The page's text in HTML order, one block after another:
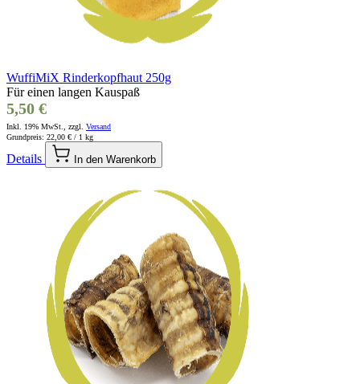
WuffiMiX Rinderkopfhaut 250g
Für einen langen Kauspaß
5,50 €
Inkl. 19% MwSt., zzgl. Versand
Grundpreis: 22,00 € / 1 kg
Details In den Warenkorb